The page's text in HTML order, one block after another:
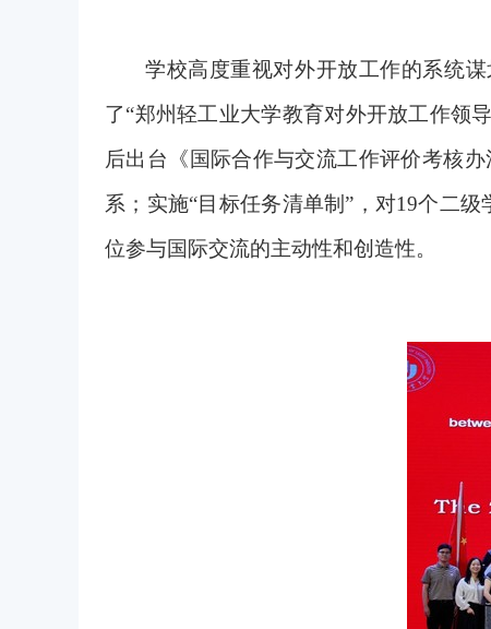
学校高度重视对外开放工作的系统
了“郑州轻工业大学教育对外开放工作领
后出台《国际合作与交流工作评价考核
系；实施“目标任务清单制”，对19个二
位参与国际交流的主动性和创造性。